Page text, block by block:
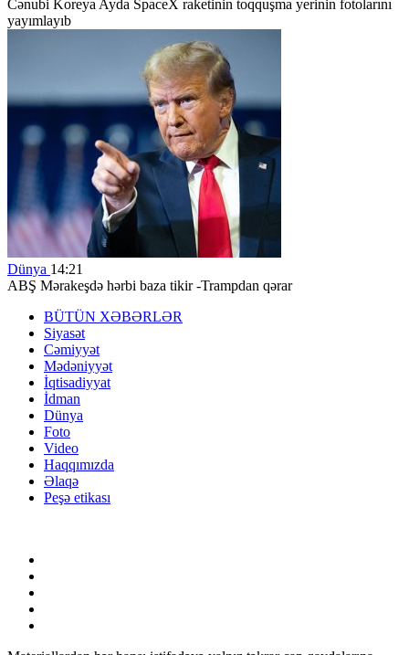
Cənubi Koreya Ayda SpaceX raketinin toqquşma yerinin fotolarını
yayımlayıb
Dünya 14:21
ABŞ Mərakeşdə hərbi baza tikir -Trampdan qərar
BÜTÜN XƏBƏRLƏR
Siyasət
Cəmiyyət
Mədəniyyət
İqtisadiyyat
İdman
Dünya
Foto
Video
Haqqımızda
Əlaqə
Peşə etikası